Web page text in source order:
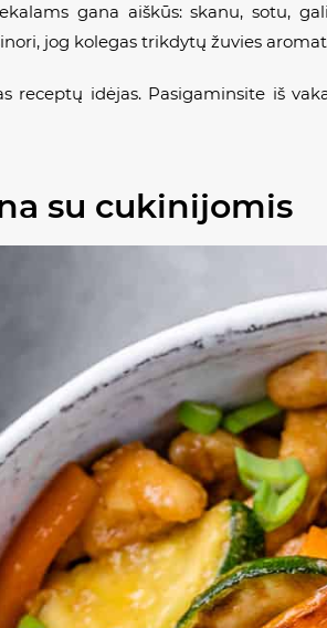
gana aiškūs: skanu, sotu,
jog kolegas trikdytų žuvies
receptų idėjas. Pasigaminsite iš
su cukinijomis